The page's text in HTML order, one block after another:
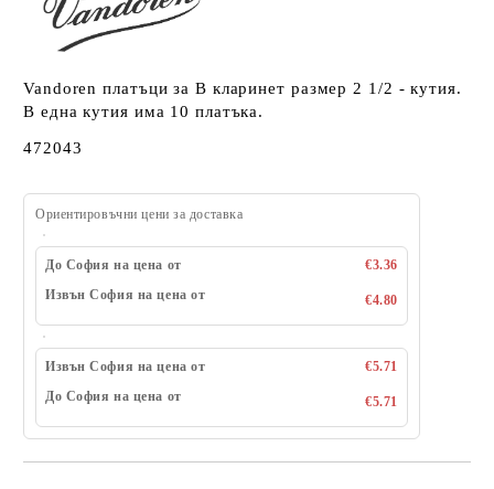
Vandoren платъци за В кларинет размер 2 1/2 - кутия.
В една кутия има 10 платъка.
472043
Ориентировъчни цени за доставка
До София на цена от
€3.36
Извън София на цена от
€4.80
Извън София на цена от
€5.71
До София на цена от
€5.71